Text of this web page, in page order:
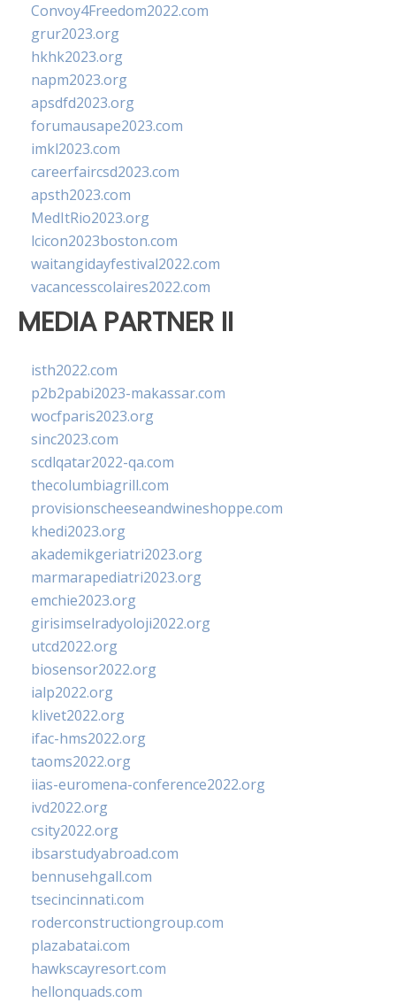
Convoy4Freedom2022.com
grur2023.org
hkhk2023.org
napm2023.org
apsdfd2023.org
forumausape2023.com
imkl2023.com
careerfaircsd2023.com
apsth2023.com
MedItRio2023.org
lcicon2023boston.com
waitangidayfestival2022.com
vacancesscolaires2022.com
MEDIA PARTNER II
isth2022.com
p2b2pabi2023-makassar.com
wocfparis2023.org
sinc2023.com
scdlqatar2022-qa.com
thecolumbiagrill.com
provisionscheeseandwineshoppe.com
khedi2023.org
akademikgeriatri2023.org
marmarapediatri2023.org
emchie2023.org
girisimselradyoloji2022.org
utcd2022.org
biosensor2022.org
ialp2022.org
klivet2022.org
ifac-hms2022.org
taoms2022.org
iias-euromena-conference2022.org
ivd2022.org
csity2022.org
ibsarstudyabroad.com
bennusehgall.com
tsecincinnati.com
roderconstructiongroup.com
plazabatai.com
hawkscayresort.com
hellonquads.com